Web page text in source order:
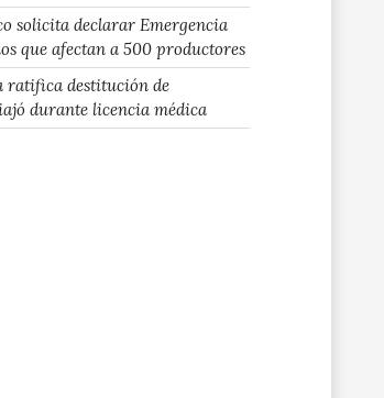
solicita declarar Emergencia
que afectan a 500 productores
ratifica destitución de
durante licencia médica